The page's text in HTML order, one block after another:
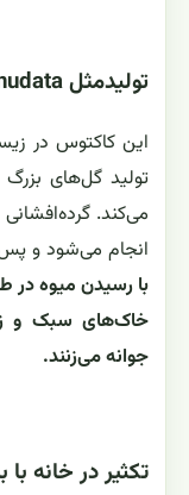
تولیدمثل Echinopsis subdenudata در طبیعت
این کاکتوس در
تولید گل‌های
می‌کند.
انجام می‌شود و
با رسیدن میوه در
خاک‌های سبک و
جوانه می‌زنند.
تکثیر در خانه با